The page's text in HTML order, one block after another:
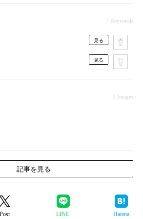
7 Keywords
見る
見る
太
低
2 Images
記事を見る
Post LINE Hatena